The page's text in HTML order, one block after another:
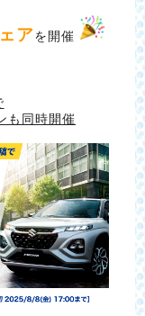
アを開催
も同時開催